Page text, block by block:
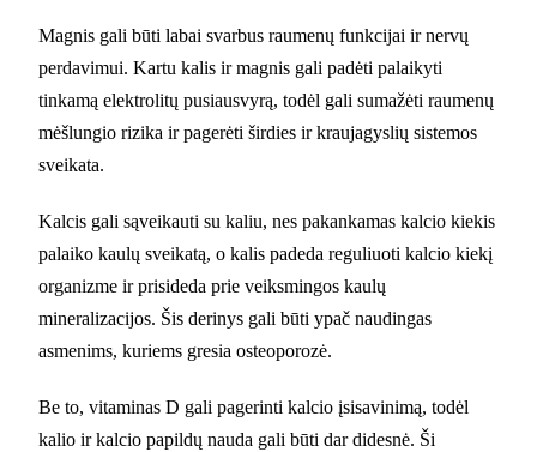
Magnis gali būti labai svarbus raumenų funkcijai ir nervų
perdavimui. Kartu kalis ir magnis gali padėti palaikyti
tinkamą elektrolitų pusiausvyrą, todėl gali sumažėti raumenų
mėšlungio rizika ir pagerėti širdies ir kraujagyslių sistemos
sveikata.
Kalcis gali sąveikauti su kaliu, nes pakankamas kalcio kiekis
palaiko kaulų sveikatą, o kalis padeda reguliuoti kalcio kiekį
organizme ir prisideda prie veiksmingos kaulų
mineralizacijos. Šis derinys gali būti ypač naudingas
asmenims, kuriems gresia osteoporozė.
Be to, vitaminas D gali pagerinti kalcio įsisavinimą, todėl
kalio ir kalcio papildų nauda gali būti dar didesnė. Ši